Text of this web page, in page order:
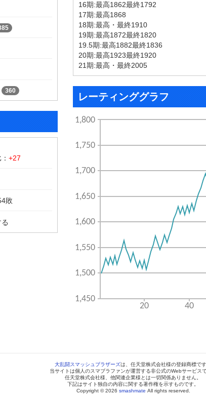
360
+27
敗
16期:最高1862最終1792
17期:最高1868
18期:最高・最終1910
19期:最高1872最終1820
19.5期:最高1882最終1836
20期:最高1923最終1920
21期:最高・最終2005
レーティンググラフ
大乱闘スマッシュブラザーズは、任天堂株式会社様の登録商標です
当サイトは個人のスマブラファンが運営する非公式のWebサービスで
任天堂株式会社様、他関連企業様とは一切関係ありません。
下記はサイト独自の内容に関する著作権を示すものです。
Copyright © 2026 smashmate All rights reserved.